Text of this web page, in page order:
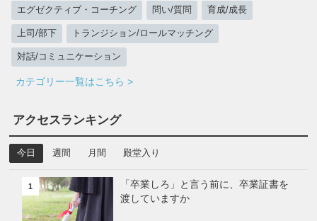
エグゼクティブ・コーチング 問い/質問 育成/成長
上司/部下 トランジション/ロールマッチング
対話/コミュニケーション
カテゴリー一覧はこちら >
アクセスランキング
今日 週間 月間 殿堂入り
1
「卒業しろ」と言う前に、卒業証書を
渡していますか